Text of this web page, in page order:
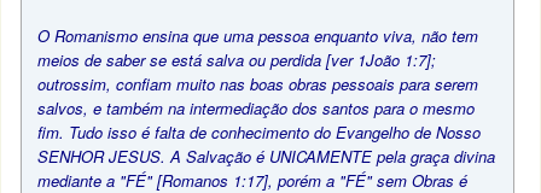
O Romanismo ensina que uma pessoa enquanto viva, não tem
meios de saber se está salva ou perdida [ver 1João 1:7];
outrossim, confiam muito nas boas obras pessoais para serem
salvos, e também na intermediação dos santos para o mesmo
fim. Tudo isso é falta de conhecimento do Evangelho de Nosso
SENHOR JESUS. A Salvação é UNICAMENTE pela graça divina
mediante a "FÉ" [Romanos 1:17], porém a "FÉ" sem Obras é